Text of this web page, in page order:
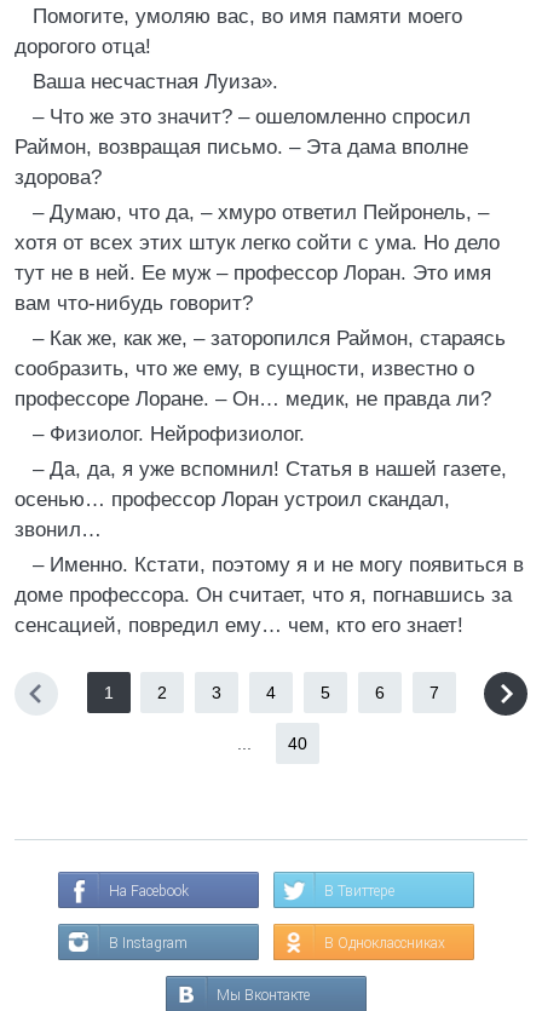
Помогите, умоляю вас, во имя памяти моего
дорогого отца!
Ваша несчастная Луиза».
– Что же это значит? – ошеломленно спросил
Раймон, возвращая письмо. – Эта дама вполне
здорова?
– Думаю, что да, – хмуро ответил Пейронель, –
хотя от всех этих штук легко сойти с ума. Но дело
тут не в ней. Ее муж – профессор Лоран. Это имя
вам что-нибудь говорит?
– Как же, как же, – заторопился Раймон, стараясь
сообразить, что же ему, в сущности, известно о
профессоре Лоране. – Он… медик, не правда ли?
– Физиолог. Нейрофизиолог.
– Да, да, я уже вспомнил! Статья в нашей газете,
осенью… профессор Лоран устроил скандал,
звонил…
– Именно. Кстати, поэтому я и не могу появиться в
доме профессора. Он считает, что я, погнавшись за
сенсацией, повредил ему… чем, кто его знает!
1 2 3 4 5 6 7
40
На Facebook В Твиттере
В Instagram В Одноклассниках
Мы Вконтакте